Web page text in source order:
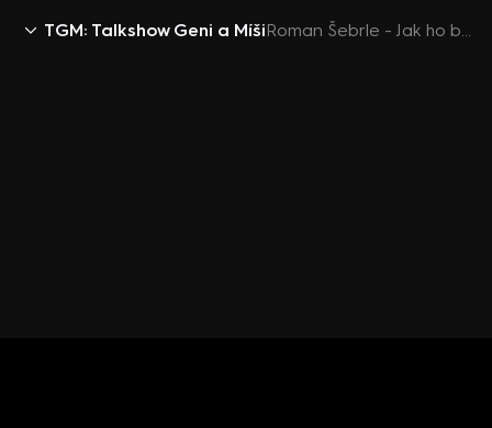
TGM: Talkshow Geni a Míši Roman Šebrle - Jak ho baví moderování